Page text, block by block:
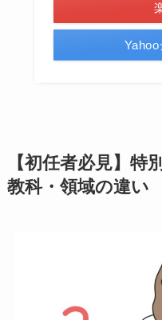
【初任者必見】特
教科・領域の違い